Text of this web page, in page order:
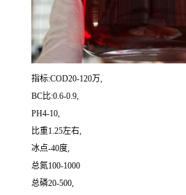
指标:COD20-120万,
BC比:0.6-0.9,
PH4-10,
比重1.25左右,
冰点-40度,
总氮100-1000
总磷20-500,